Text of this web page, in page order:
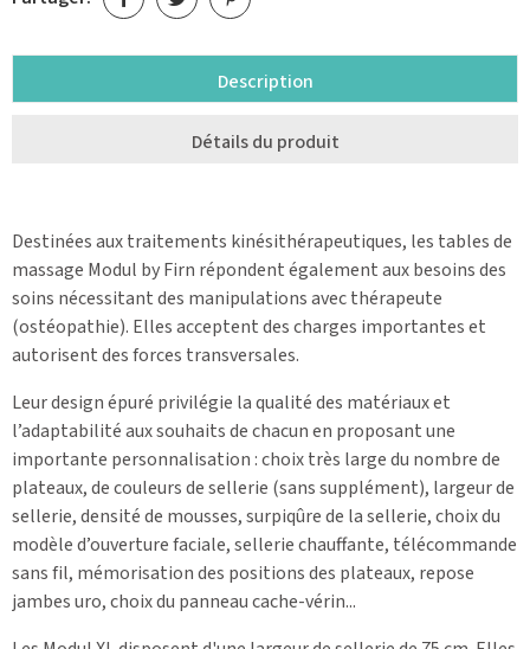
Description
Détails du produit
Destinées aux traitements kinésithérapeutiques, les tables de
massage Modul by Firn répondent également aux besoins des
soins nécessitant des manipulations avec thérapeute
(ostéopathie). Elles acceptent des charges importantes et
autorisent des forces transversales.
Leur design épuré privilégie la qualité des matériaux et
l’adaptabilité aux souhaits de chacun en proposant une
importante personnalisation : choix très large du nombre de
plateaux, de couleurs de sellerie (sans supplément), largeur de
sellerie, densité de mousses, surpiqûre de la sellerie, choix du
modèle d’ouverture faciale, sellerie chauffante, télécommande
sans fil, mémorisation des positions des plateaux, repose
jambes uro, choix du panneau cache-vérin...